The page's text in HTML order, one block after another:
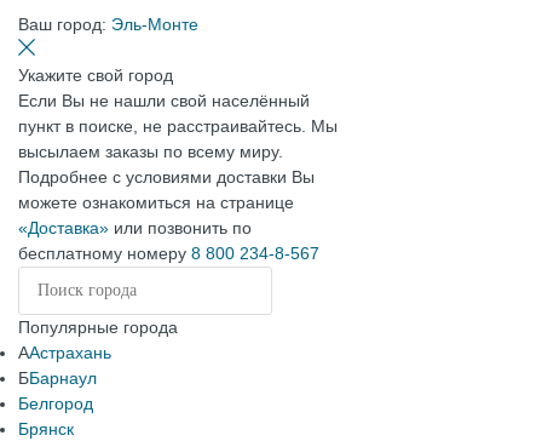
Ваш город: Эль-Монте
Укажите свой город
Если Вы не нашли свой населённый
пункт в поиске, не расстраивайтесь. Мы
высылаем заказы по всему миру.
Подробнее с условиями доставки Вы
можете ознакомиться на странице
«Доставка» или позвонить по
бесплатному номеру 8 800 234-8-567
Популярные города
ААстрахань
ББарнаул
Белгород
Брянск